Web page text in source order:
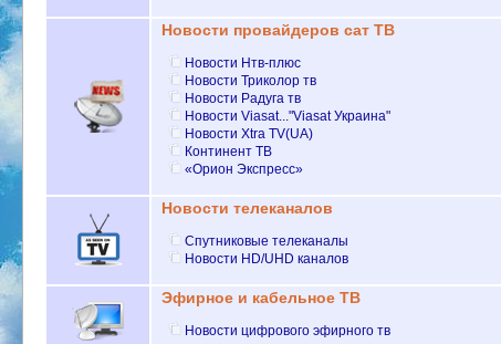
Новости провайдеров сат ТВ
Новости Нтв-плюс
Hовости Триколор тв
Новости Радуга тв
Новости Viasat..."Viasat Украина"
Новости Xtra TV(UA)
Континент ТВ
«Орион Экспресс»
Новости телеканалов
Спутниковые телеканалы
Новости HD/UHD каналов
Эфирное и кабельное ТВ
Новости цифрового эфирного тв